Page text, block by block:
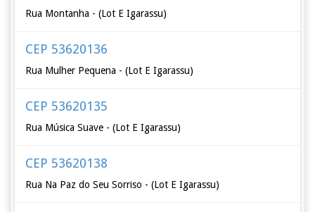
Rua Montanha - (Lot E Igarassu)
CEP 53620136
Rua Mulher Pequena - (Lot E Igarassu)
CEP 53620135
Rua Música Suave - (Lot E Igarassu)
CEP 53620138
Rua Na Paz do Seu Sorriso - (Lot E Igarassu)